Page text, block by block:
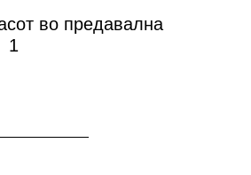
во предавална
1